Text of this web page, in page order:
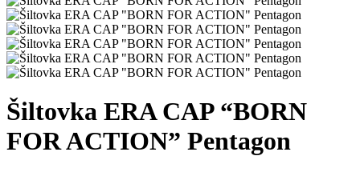
Šiltovka ERA CAP “BORN
FOR ACTION” Pentagon